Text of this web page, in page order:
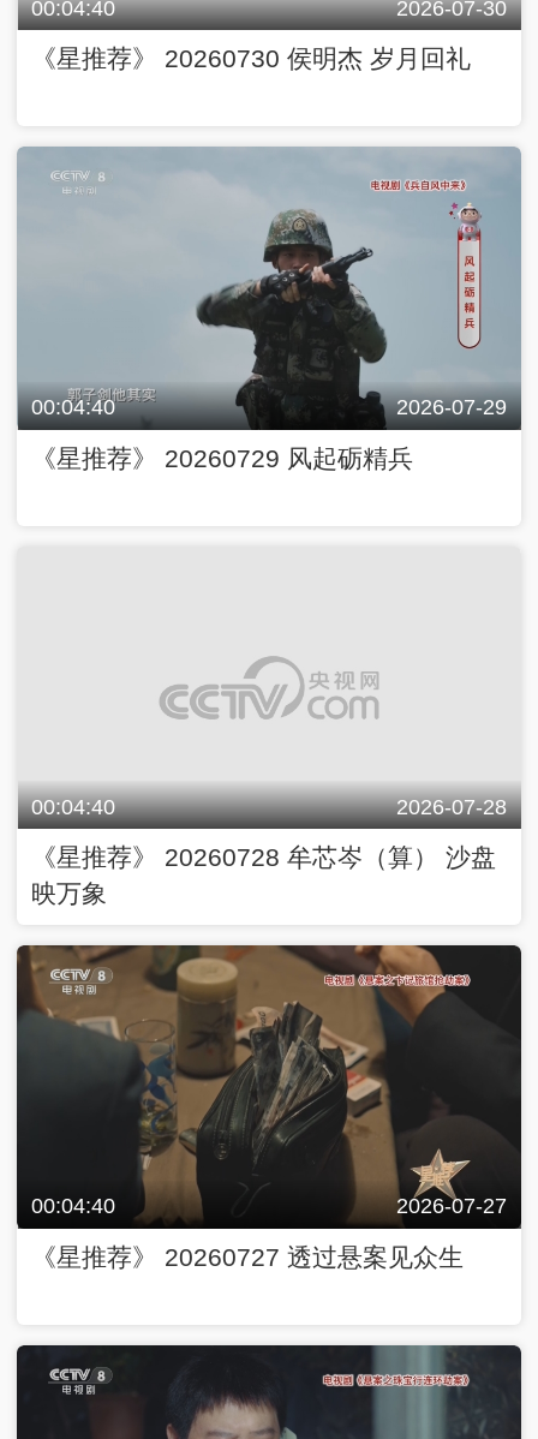
00:04:40 2026-07-30
《星推荐》 20260730 侯明杰 岁月回礼
00:04:40 2026-07-29
《星推荐》 20260729 风起砺精兵
00:04:40 2026-07-28
《星推荐》 20260728 牟芯岑（算） 沙盘
映万象
00:04:40 2026-07-27
《星推荐》 20260727 透过悬案见众生